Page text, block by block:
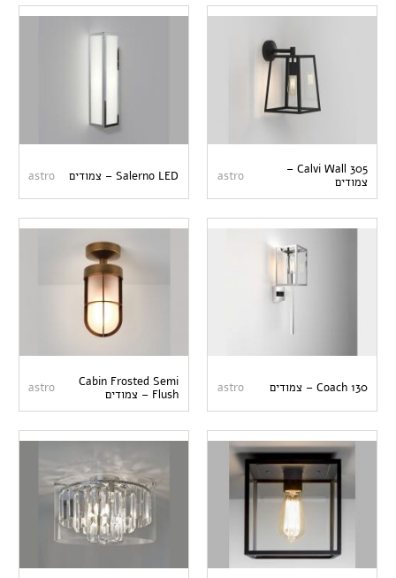
Calvi Wall 305 –
צמודים
astro Salerno LED – צמודים astro
Coach 130 – צמודים astro
Cabin Frosted Semi
Flush – צמודים
astro